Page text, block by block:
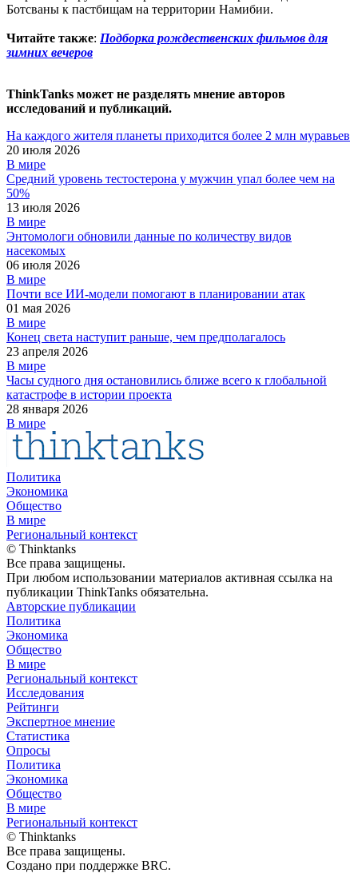
Ботсваны к пастбищам на территории Намибии.
Читайте также: Подборка рождественских фильмов для
зимних вечеров
ThinkTanks может не разделять мнение авторов
исследований и публикаций.
На каждого жителя планеты приходится более 2 млн муравьев
20 июля 2026
В мире
Средний уровень тестостерона у мужчин упал более чем на
50%
13 июля 2026
В мире
Энтомологи обновили данные по количеству видов
насекомых
06 июля 2026
В мире
Почти все ИИ-модели помогают в планировании атак
01 мая 2026
В мире
Конец света наступит раньше, чем предполагалось
23 апреля 2026
В мире
Часы судного дня остановились ближе всего к глобальной
катастрофе в истории проекта
28 января 2026
В мире
Политика
Экономика
Общество
В мире
Региональный контекст
© Thinktanks
Все права защищены.
При любом использовании материалов активная ссылка на
публикации ThinkTanks обязательна.
Авторские публикации
Политика
Экономика
Общество
В мире
Региональный контекст
Исследования
Рейтинги
Экспертное мнение
Статистика
Опросы
Политика
Экономика
Общество
В мире
Региональный контекст
© Thinktanks
Все права защищены.
Создано при поддержке BRC.